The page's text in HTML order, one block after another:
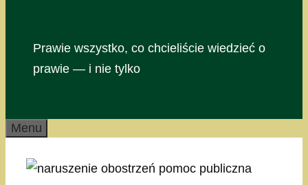
Prawie wszystko, co chcieliście wiedzieć o
prawie — i nie tylko
Menu